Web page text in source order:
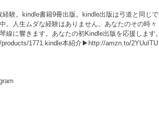
験。kindle書籍9冊出版。kindle出版は弓道と同じで
。人生ムダな経験はありません。あなたのその時々
に響きます。あなたの初Kindle出版を応援します。
1771 kindle本紹介▶http://amzn.to/2YUuITU